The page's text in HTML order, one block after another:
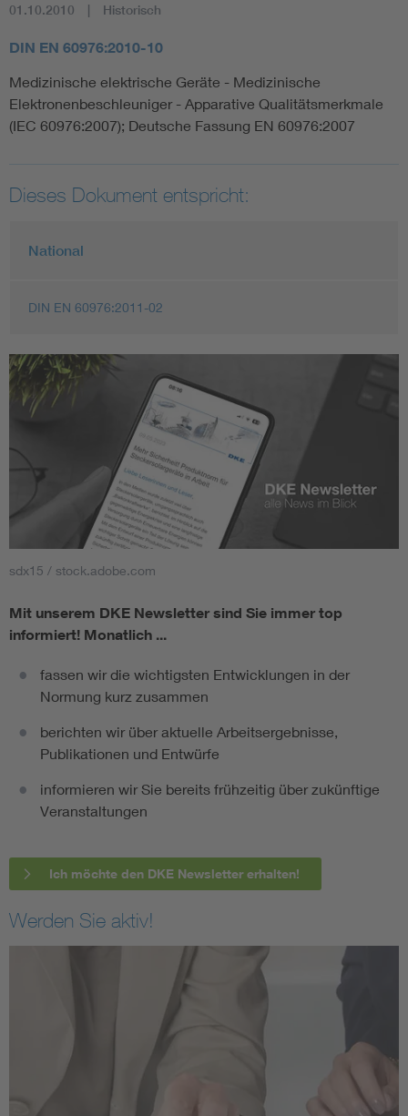
01.10.2010 Historisch
DIN EN 60976:2010-10
Medizinische elektrische Geräte - Medizinische
Elektronenbeschleuniger - Apparative Qualitätsmerkmale
(IEC 60976:2007); Deutsche Fassung EN 60976:2007
Dieses Dokument entspricht:
National
DIN EN 60976:2011-02
sdx15 / stock.adobe.com
Mit unserem DKE Newsletter sind Sie immer top
informiert! Monatlich ...
fassen wir die wichtigsten Entwicklungen in der
Normung kurz zusammen
berichten wir über aktuelle Arbeitsergebnisse,
Publikationen und Entwürfe
informieren wir Sie bereits frühzeitig über zukünftige
Veranstaltungen
Ich möchte den DKE Newsletter erhalten!
Werden Sie aktiv!